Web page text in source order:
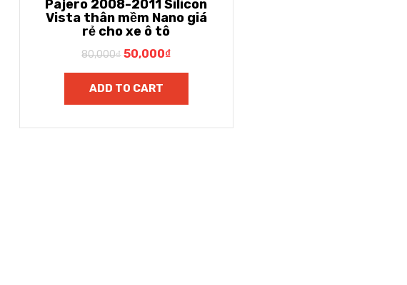
Pajero 2008-2011 Silicon
Vista thân mềm Nano giá
rẻ cho xe ô tô
80,000₫ 50,000₫
ADD TO CART